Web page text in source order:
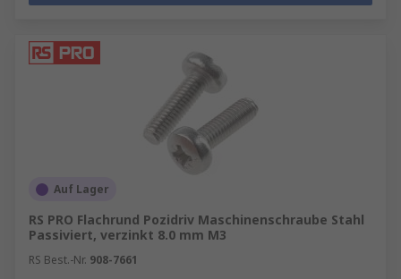
Auf Lager
RS PRO Flachrund Pozidriv Maschinenschraube Stahl
Passiviert, verzinkt 8.0 mm M3
RS Best.-Nr. 908-7661